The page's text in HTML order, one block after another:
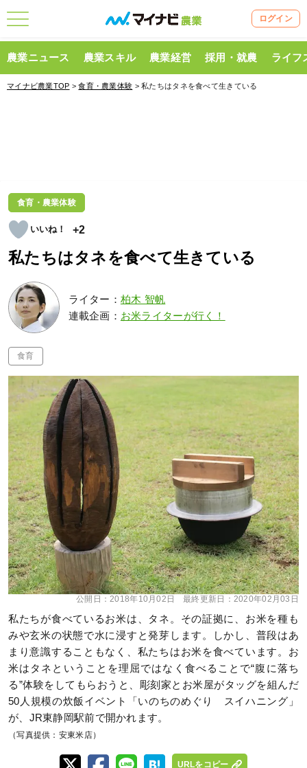
ログイン
農業ニュース 農業スキル 農業経営 採用・就農 ライフ
マイナビ農業TOP >食育・農業体験 > 私たちはタネを食べて生きている
食育・農業体験
+2
私たちはタネを食べて生きている
ライター： 柏木 智帆
連載企画： お米ライターが行く！
食育
公開日：2018年10月02日 最終更新日： 2020年02月03日
私たちが食べているお米は、タネ。その証拠に、お米を種も
みや玄米の状態で水に浸すと発芽します。しかし、普段はあ
まり意識することもなく、私たちはお米を食べています。お
米はタネということを理屈ではなく食べることで“腹に落ち
る”体験をしてもらおうと、彫刻家とお米屋がタッグを組んだ
50人規模の炊飯イベント「いのちのめぐり スイハニング」
が、JR東静岡駅前で開かれます。
（写真提供：安東米店）
URLをコピー